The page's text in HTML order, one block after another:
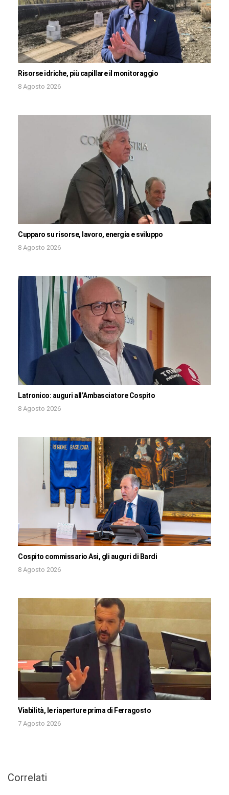
Risorse idriche, più capillare il monitoraggio
8 Agosto 2026
Cupparo su risorse, lavoro, energia e sviluppo
8 Agosto 2026
Latronico: auguri all’Ambasciatore Cospito
8 Agosto 2026
Cospito commissario Asi, gli auguri di Bardi
8 Agosto 2026
Viabilità, le riaperture prima di Ferragosto
7 Agosto 2026
Correlati